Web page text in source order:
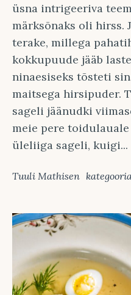
üsna intrigeeriva
märksõnaks oli hirss.
terake, millega
kokkupuude jääb
ninaesiseks tõsteti
maitsega hirsipuder.
sageli jäänudki
meie pere
üleliiga sageli, kuigi...
Tuuli Mathisen